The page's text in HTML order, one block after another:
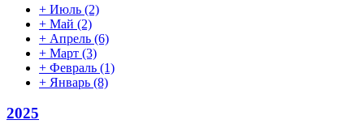
+ Июль (2)
+ Май (2)
+ Апрель (6)
+ Март (3)
+ Февраль (1)
+ Январь (8)
2025